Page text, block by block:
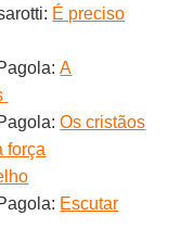
É preciso
A
Os cristãos
força
Escutar